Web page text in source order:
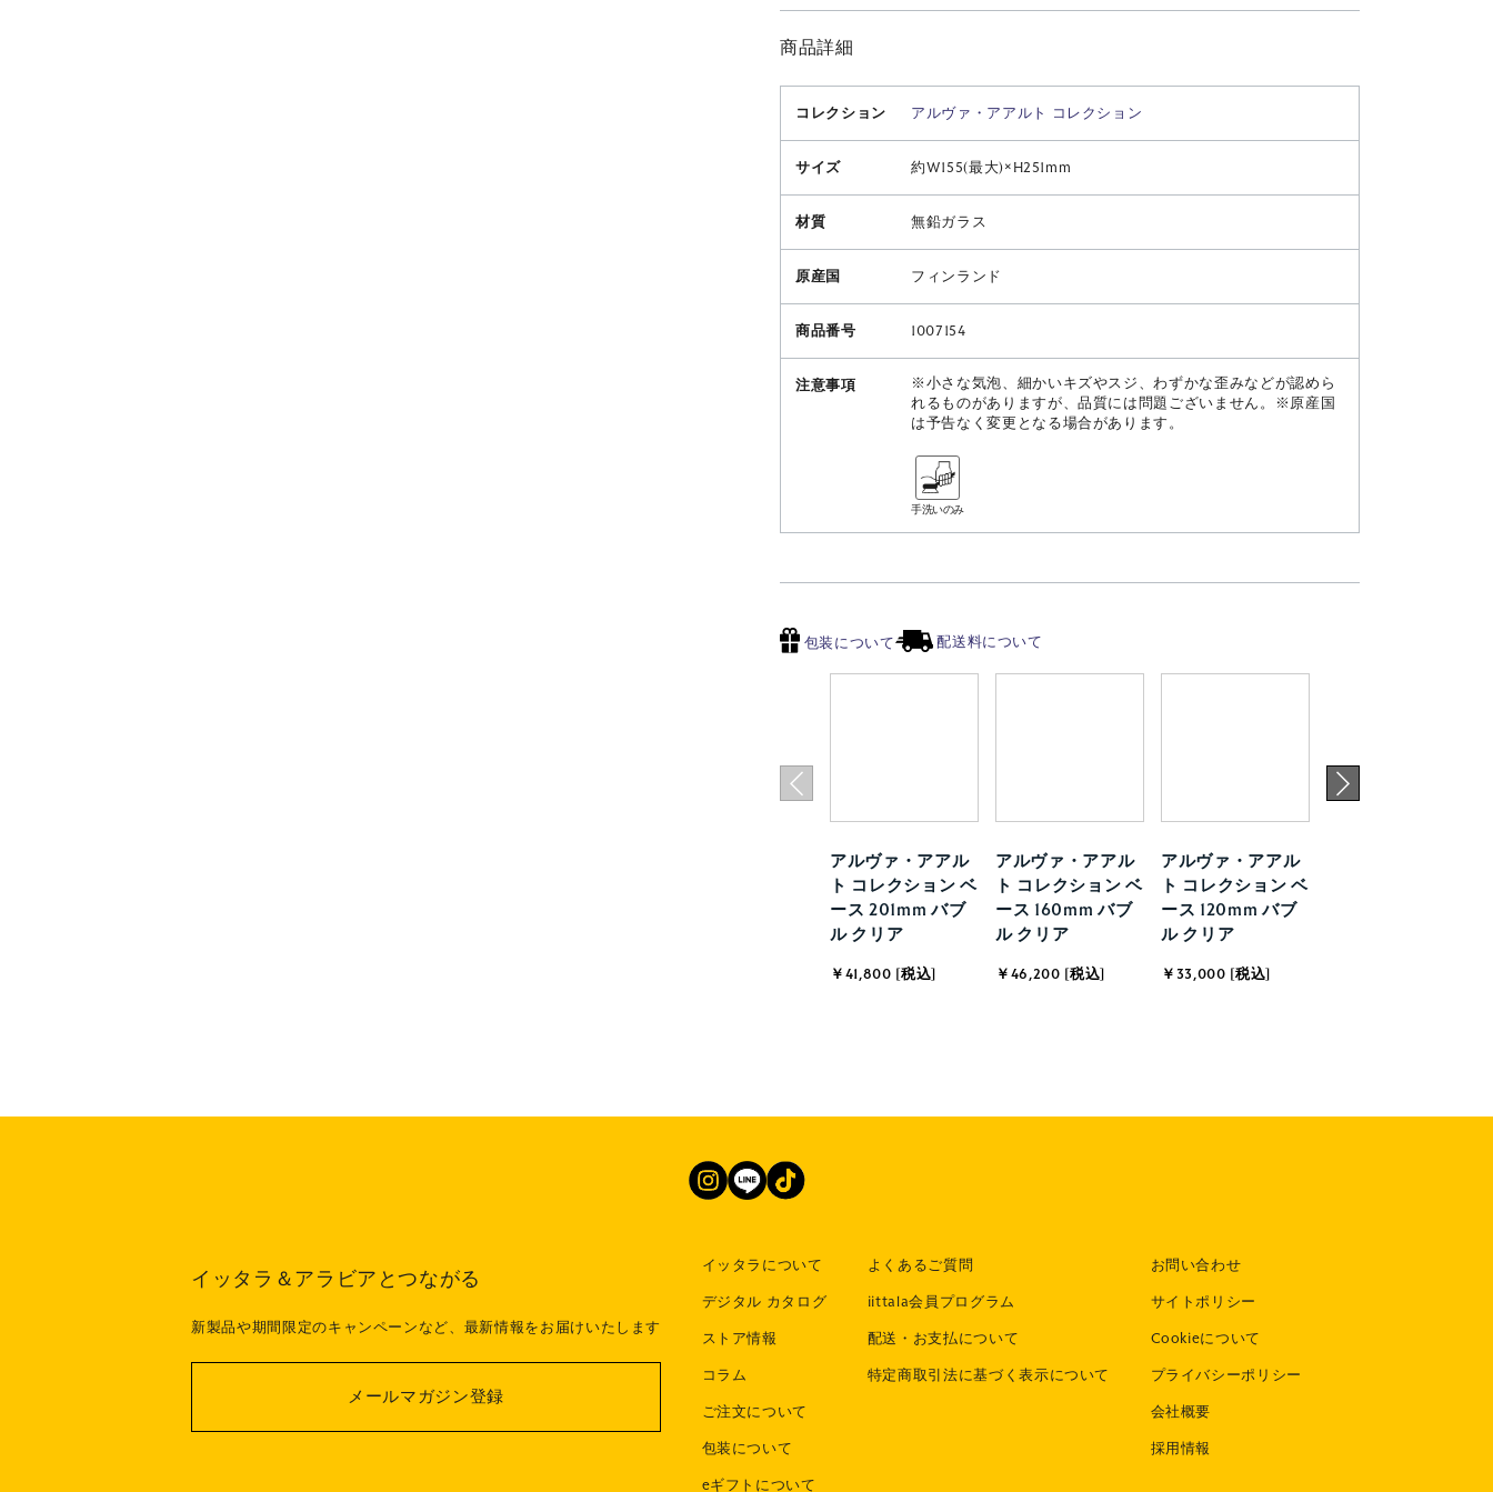
商品詳細
コレクション アルヴァ・アアルト コレクション
サイズ 約W155(最大)×H251mm
材質 無鉛ガラス
原産国 フィンランド
商品番号 1007154
注意事項
※小さな気泡、細かいキズやスジ、わずかな歪みなどが認めら
れるものがありますが、品質には問題ございません。※原産国
は予告なく変更となる場合があります。
手洗いのみ
包装について 配送料について
アルヴァ・アアル
ト コレクション ベ
ース 201mm バブ
ル クリア
￥41,800 [税込]
アルヴァ・アアル
ト コレクション ベ
ース 160mm バブ
ル クリア
￥46,200 [税込]
アルヴァ・アアル
ト コレクション ベ
ース 120mm バブ
ル クリア
￥33,000 [税込]
イッタラ＆アラビアとつながる
新製品や期間限定のキャンペーンなど、最新情報をお届けいたします
メールマガジン登録
イッタラについて
デジタル カタログ
ストア情報
コラム
ご注文について
包装について
eギフトについて
よくあるご質問
iittala会員プログラム
配送・お支払について
特定商取引法に基づく表示について
お問い合わせ
サイトポリシー
Cookieについて
プライバシーポリシー
会社概要
採用情報